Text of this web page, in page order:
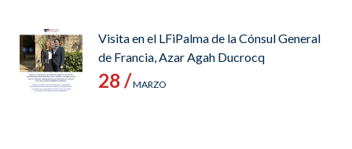
Visita en el LFiPalma de la Cónsul General
de Francia, Azar Agah Ducrocq
28 /MARZO